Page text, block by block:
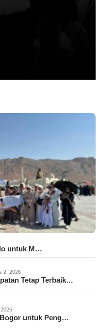
untuk M…
2, 2026
Tetap Terbaik…
untuk Peng…